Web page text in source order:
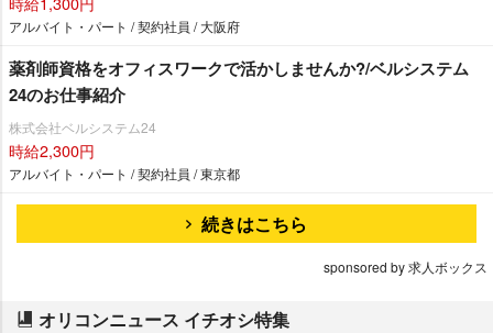
アルバイト・パート / 契約社員 / 大阪府
薬剤師資格をオフィスワークで活かしませんか?/ベルシステム
24のお仕事紹介
株式会社ベルシステム24
時給2,300円
アルバイト・パート / 契約社員 / 東京都
続きはこちら
sponsored by 求人ボックス
オリコンニュース イチオシ特集